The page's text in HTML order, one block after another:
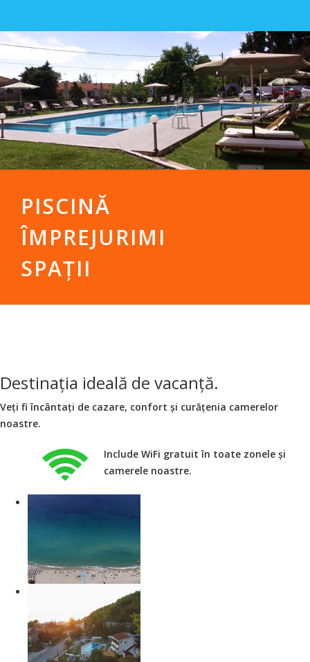
PISCINĂ
ÎMPREJURIMI
SPAȚII
Destinația ideală de vacanță.
Veți fi încântați de cazare, confort și curățenia camerelor
noastre.
Include WiFi gratuit în toate zonele și
camerele noastre.